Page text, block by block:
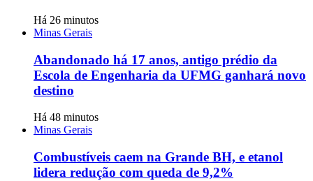
Há 26 minutos
Minas Gerais
Abandonado há 17 anos, antigo prédio da
Escola de Engenharia da UFMG ganhará novo
destino
Há 48 minutos
Minas Gerais
Combustíveis caem na Grande BH, e etanol
lidera redução com queda de 9,2%